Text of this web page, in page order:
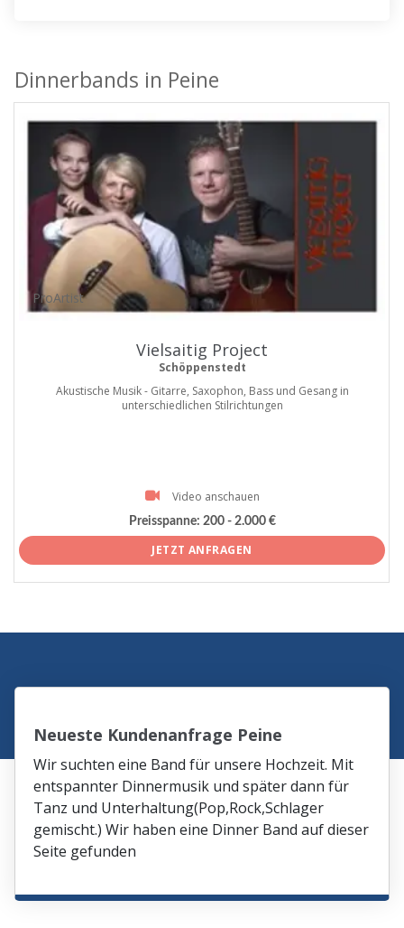
Dinnerbands in Peine
ProArtist
Vielsaitig Project
Schöppenstedt
Akustische Musik - Gitarre, Saxophon, Bass und Gesang in
unterschiedlichen Stilrichtungen
Video anschauen
Preisspanne: 200 - 2.000 €
JETZT ANFRAGEN
Neueste Kundenanfrage Peine
Wir suchten eine Band für unsere Hochzeit. Mit
entspannter Dinnermusik und später dann für
Tanz und Unterhaltung(Pop,Rock,Schlager
gemischt.) Wir haben eine Dinner Band auf dieser
Seite gefunden